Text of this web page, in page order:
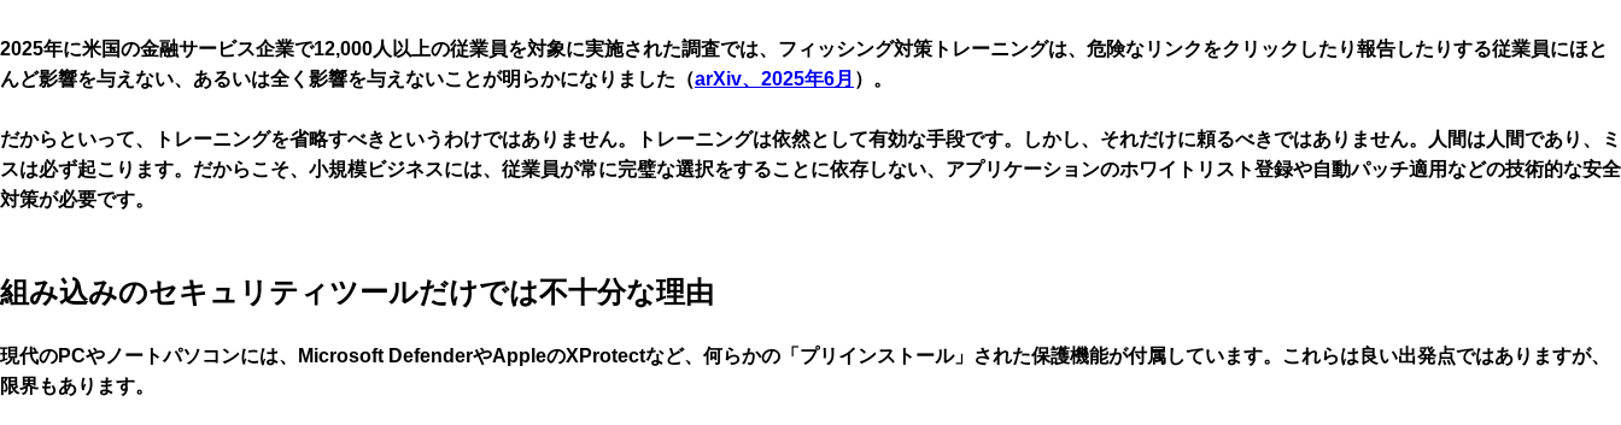
2025年に米国の金融サービス企業で12,000人以上の従業員を対象に実施された調査では、 フィッシング対策トレーニングは、危険なリンクをクリックしたり報告したりする従業員にほと
んど影響を与えない、あるいは全く影響を与えないことが明らかになりました（arXiv、2025年6月 ）。
だからといって、トレーニングを省略すべきというわけではありません。トレーニングは依然として有効な手段です。しかし、それだけに頼るべきではありません。人間は人間であり、ミ
スは必ず起こります。だからこそ、小規模ビジネスには、従業員が常に完璧な選択をすることに依存しない、アプリケーションのホワイトリスト登録や自動パッチ適用などの技術的な安全
対策が必要です。
組み込みのセキュリティツールだけでは不十分な理由
現代のPCやノートパソコンには、Microsoft DefenderやAppleのXProtectなど、何らかの「プリインストール」された保護機能が付属しています。これらは良い出発点ではありますが、
限界もあります。